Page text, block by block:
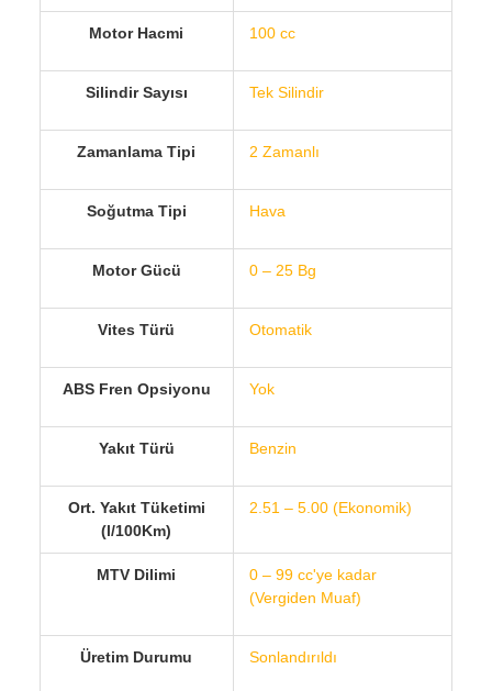
Motor Hacmi 100 cc
Silindir Sayısı Tek Silindir
Zamanlama Tipi 2 Zamanlı
Soğutma Tipi Hava
Motor Gücü 0 – 25 Bg
Vites Türü Otomatik
ABS Fren Opsiyonu Yok
Yakıt Türü Benzin
Ort. Yakıt Tüketimi
(l/100Km)
2.51 – 5.00 (Ekonomik)
MTV Dilimi
0 – 99 cc'ye kadar
(Vergiden Muaf)
Üretim Durumu Sonlandırıldı